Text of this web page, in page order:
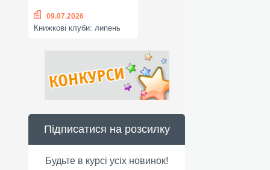
09.07.2026
Книжкові клуби: липень
Підписатися на розсилку
Будьте в курсі усіх новинок!